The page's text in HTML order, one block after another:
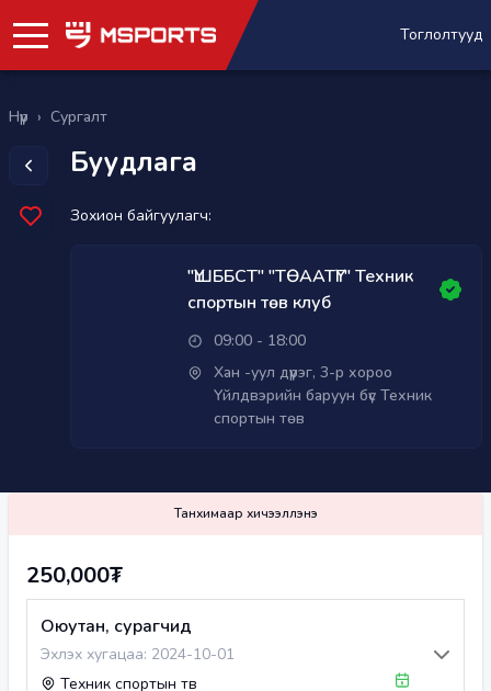
Тоглолтууд
Нүүр › Сургалт
Буудлага
Зохион байгуулагч:
"ҮШББСТ" "ТӨААТҮГ" Техник
спортын төв клуб
09:00 - 18:00
Хан -уул дүүрэг, 3-р хороо
Үйлдвэрийн баруун бүс Техник
спортын төв
Танхимаар хичээллэнэ
250,000₮
Оюутан, сурагчид
Эхлэх хугацаа: 2024-10-01
Техник спортын төв